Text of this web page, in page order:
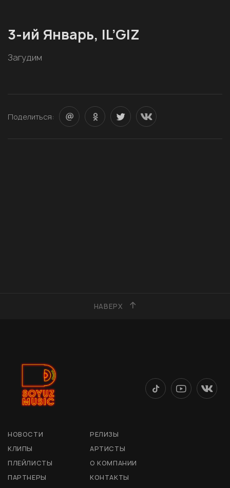
3-ий Январь, IL’GIZ
Загудим
Поделиться:
НАВЕРХ
НОВОСТИ
РЕЛИЗЫ
КЛИПЫ
АРТИСТЫ
ПЛЕЙЛИСТЫ
О КОМПАНИИ
ПАРТНЕРЫ
КОНТАКТЫ